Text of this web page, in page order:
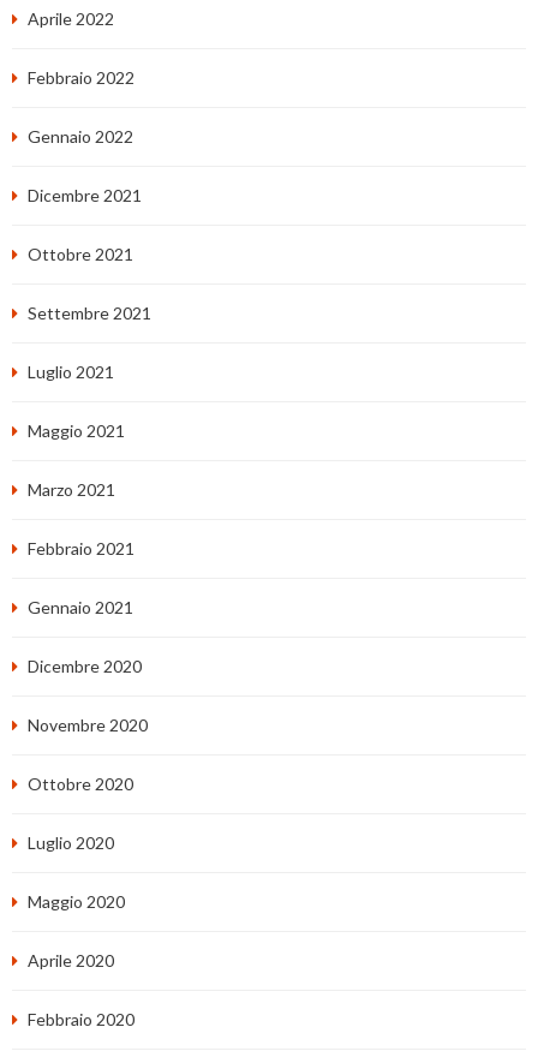
Aprile 2022
Febbraio 2022
Gennaio 2022
Dicembre 2021
Ottobre 2021
Settembre 2021
Luglio 2021
Maggio 2021
Marzo 2021
Febbraio 2021
Gennaio 2021
Dicembre 2020
Novembre 2020
Ottobre 2020
Luglio 2020
Maggio 2020
Aprile 2020
Febbraio 2020